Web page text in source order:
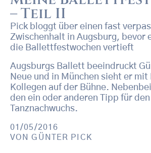
– Teil II
Pick bloggt über einen fast
Zwischenhalt in Augsburg, bevor
die Ballettfestwochen vertieft
Augsburgs Ballett beeindruckt
Neue und in München sieht er mit
Kollegen auf der Bühne.
den ein oder anderen Tipp für den
Tanznachwuchs.
01/05/2016
VONGÜNTER PICK